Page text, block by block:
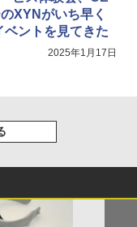
XYNがいち早く
ントを見てきた
2025年1月17日